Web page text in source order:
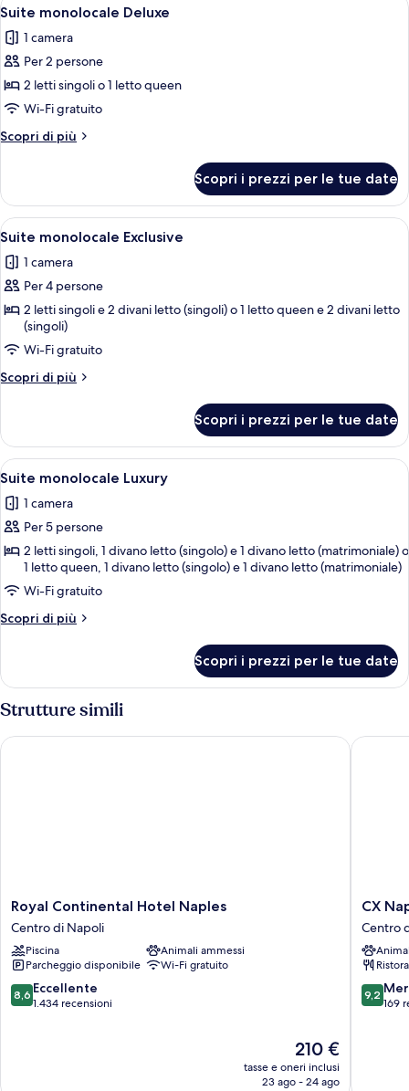
tutte
le
foto
per
Suite
monolocale
Deluxe
4
Suite monolocale Deluxe
1 camera
Per 2 persone
2 letti singoli o 1 letto queen
Wi-Fi gratuito
Scopri di più
Altri
monolocale
Deluxe
Scopri i prezzi per le tue date
Apri
tutte
le
foto
per
Suite
monolocale
Exclusive
Una stanza spa con una vasca da
4
Suite monolocale Exclusive
1 camera
Per 4 persone
2 letti singoli e 2 divani letto (singoli) o 1 letto queen e 2 divani letto
(singoli)
Wi-Fi gratuito
Scopri di più
Altri
monolocale
Exclusive
Scopri i prezzi per le tue date
Apri
tutte
le
foto
per
Suite
monolocale
Luxury
4
Suite monolocale Luxury
1 camera
Per 5 persone
2 letti singoli, 1 divano letto (singolo) e 1 divano letto (matrimoniale) o
1 letto queen, 1 divano letto (singolo) e 1 divano letto (matrimoniale)
Wi-Fi gratuito
Scopri di più
Altri
monolocale
Scopri i prezzi per le tue date
Strutture simili
Royal
Continental
Hotel
Naples
Centro
di
Napoli
Royal Continental Hotel Naples
Centro di Napoli
Piscina
Animali ammessi
Parcheggio disponibile
Wi-Fi gratuito
8.6
su
8,6 Eccellente
1.434 recensioni
Il
prezzo
attuale
210 €
tasse e oneri inclusi
23 ago - 24 ago
Royal Continental Hotel Naples
CX
Naples
Centrale
Centro
di
Napoli
CX
Centro
9.2
su
9,2
169
CX